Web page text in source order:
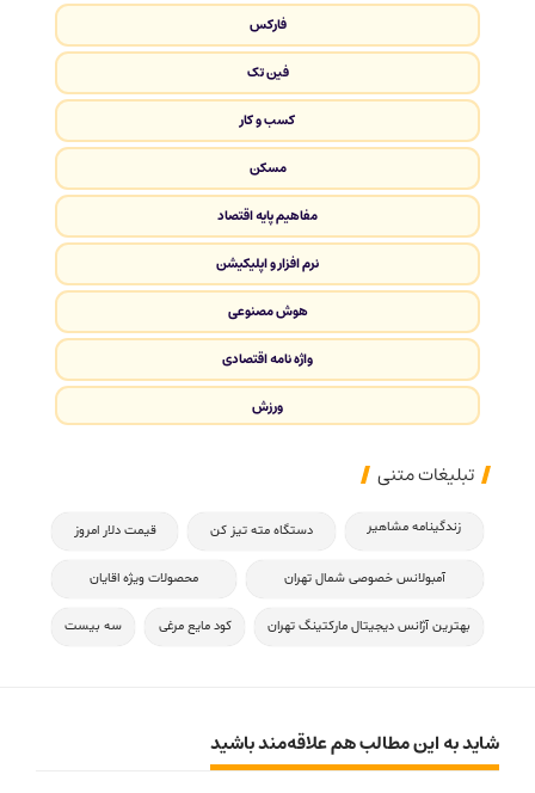
فارکس
فین تک
کسب و کار
مسکن
مفاهیم پایه اقتصاد
نرم افزار و اپلیکیشن
هوش مصنوعی
واژه نامه اقتصادی
ورزش
تبلیغات متنی
زندگینامه مشاهیر دستگاه مته تیز کن قیمت دلار امروز
آمبولانس خصوصی شمال تهران محصولات ویژه اقایان
بهترین آژانس دیجیتال مارکتینگ تهران کود مایع مرغی سه بیست
شاید به این مطالب هم علاقه‌مند باشید